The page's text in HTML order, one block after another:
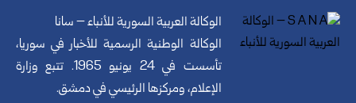
الوكالة العربية السورية للأنباء – سانا
الوكالة الوطنية الرسمية للأخبار في سوريا،
تأسست في 24 يونيو 1965. تتبع وزارة
الإعلام، ومركزها الرئيسي في دمشق.